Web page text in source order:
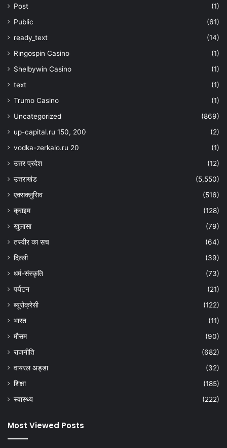
Post
(1)
Public
(61)
ready_text
(14)
Ringospin Casino
(1)
Shelbywin Casino
(1)
text
(1)
Trumo Casino
(1)
Uncategorized
(869)
up-capital.ru 150, 200
(2)
vodka-zerkalo.ru 20
(1)
उत्तर प्रदेश
(12)
उत्तराखंड
(5,550)
एक्सक्लुसिव
(516)
क्राइम
(128)
खुलासा
(79)
तस्वीर का सच
(64)
दिल्ली
(39)
धर्म-संस्कृति
(73)
पर्यटन
(21)
ब्यूरोक्रेसी
(122)
भारत
(11)
मौसम
(90)
राजनीति
(682)
वायरल अड्डा
(32)
शिक्षा
(185)
स्वास्थ्य
(222)
Most Viewed Posts